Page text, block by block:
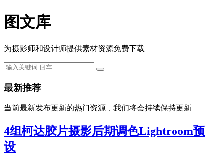
图文库
为摄影师和设计师提供素材资源免费下载
最新推荐
当前最新发布更新的热门资源，我们将会持续保持更新
4组柯达胶片摄影后期调色Lightroom预
设